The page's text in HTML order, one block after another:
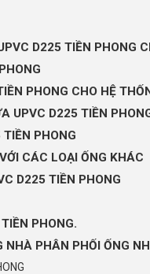
D225 TIỀN PHONG
PHONG CHO HỆ
UPVC D225 TIỀN
PHONG
CÁC LOẠI ỐNG KHÁC
D225 TIỀN PHONG
PHONG.
PHÂN PHỐI ỐNG